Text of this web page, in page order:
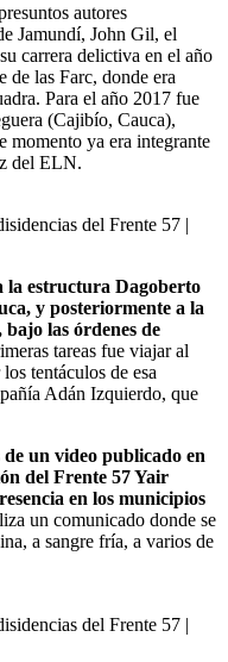
autores
Jamundí, John Gil, el
carrera delictiva en el año
de las Farc, donde era
Para el año 2017 fue
(Cajibío, Cauca),
momento ya era integrante
del ELN.
del Frente 57 |
la estructura Dagoberto
y posteriormente a la
las órdenes de
tareas fue viajar al
tentáculos de esa
Adán Izquierdo, que
un video publicado en
del Frente 57 Yair
en los municipios
un comunicado donde se
a sangre fría, a varios de
del Frente 57 |